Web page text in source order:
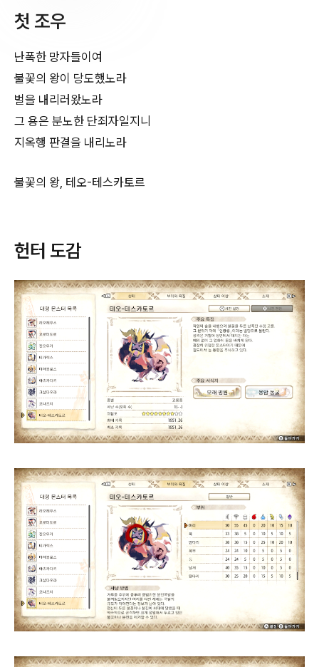
첫 조우
난폭한 망자들이여
불꽃의 왕이 당도했노라
벌을 내리러왔노라
그 용은 분노한 단죄자일지니
지옥행 판결을 내리노라
불꽃의 왕, 테오-테스카토르
헌터 도감